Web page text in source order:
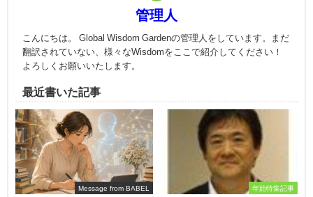
管理人
こんにちは。 Global Wisdom Gardenの管理人をしています。まだ
翻訳されていない、様々なWisdomをここで紹介してください！
よろしくお願いいたします。
最近書いた記事
Message from BABEL 年始特集記事